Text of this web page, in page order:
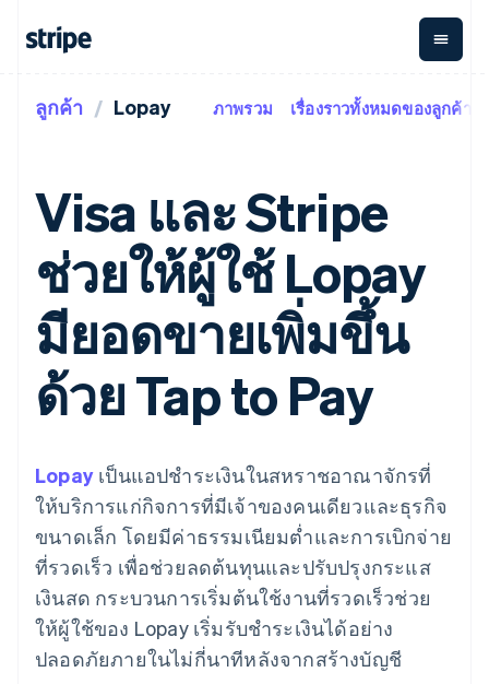
การชำระเงิน
การชำระเงิน
ออนไลน์
Payment links
การชำระเงิน
แบบไม่ต้อง
เขียนโค้ด
Checkout
UI การชำระ
เงินสำเร็จรูป
Elements
องค์ประกอบ UI
ที่ยืดหยุ่น
เข้าถึงได้
มากกว่า 125
รายการ
Authorization
Boost
ยกระดับการ
ยอมรับการ
ชำระเงิน
Link
การชำระเงินที่
รวดเร็วขึ้น
รายรับ
รายรับตาม
แบบแผนล่วง
หน้า
Metronome
การเรียกเก็บ
เงินตามการ
ใช้งาน
การชำระเงิน
ตามรอบบิล
การจัดการ
ตามรอบบิล
Invoicing
ครั้งเดียวหรือ
คิดภาษีการ
ขายและ VAT
อัตโนมัติ
Revenue
Recognition
ระบบ
อัตโนมัติ
สำหรับการ
ทำบัญชี
Stripe
Sigma
รายงานที่
การ
Global
Payouts
เบิกจ่าย
ให้กับ
บุคคลที่
สาม
แพลตฟ
ตามขั้น
ตามกรณีใช้งาน
การค้าแบบใช้เอเจนต์
อีคอมเมิร์ซ
บริการทางการเงินที่ผสาน
การทำงานอัตโนมัติด้าน
การเงิน
ธุรกิจทั่วโลก
มาร์เก็ตเพลส
การจัดการเงิน
แพลตฟอร์ม
SaaS
ตามอุตสาหกรรม
บริษัท AI
เอกสารประกอบ
ไลบรารีและ SDK
Stripe Apps
รับการชำระเงินออนไลน์
สำเร็จรูป
สร้างแพลตฟอร์มหรือ
มาร์เก็ตเพลส
รอบบิล
เสนอการเรียกเก็บเงินตาม
การใช้งาน
ออกบัตรที่มีสเตเบิลคอยน์
รองรับอยู่
จัดเตรียมและจัดการ
บริการด้วยเอเจนต์
แหล่งข้อมูล
เรียนรู้
การสนับสนุน
รับการสนับสนุน
แพ็กเกจการสนับสนุนที่ได้
บริการเฉพาะทาง
บริษัท
การประชุมประจำปีแบบ
เซสชัน
ตำแหน่งงาน
ห้องข่าว
Stripe Press
ลูกค้า Lopay ภาพรวม เรื่องราวทั้งหมดของลูกค้า
Visa และ Stripe
ช่วยให้ผู้ใช้ Lopay
มียอดขายเพิ่มขึ้น
ด้วย Tap to Pay
Lopay เป็นแอปชำระเงินในสหราชอาณาจักรที่
ให้บริการแก่กิจการที่มีเจ้าของคนเดียวและธุรกิจ
ขนาดเล็ก โดยมีค่าธรรมเนียมต่ำและการเบิกจ่าย
ที่รวดเร็ว เพื่อช่วยลดต้นทุนและปรับปรุงกระแส
เงินสด กระบวนการเริ่มต้นใช้งานที่รวดเร็วช่วย
ให้ผู้ใช้ของ Lopay เริ่มรับชำระเงินได้อย่าง
ปลอดภัยภายในไม่กี่นาทีหลังจากสร้างบัญชี